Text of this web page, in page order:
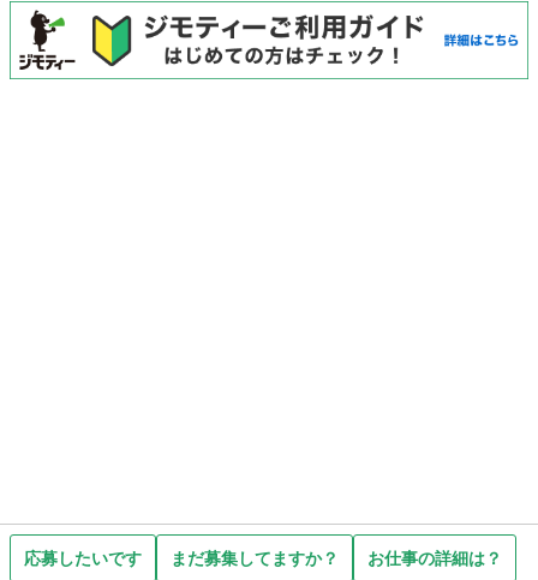
応募したいです まだ募集してますか？ お仕事の詳細は？